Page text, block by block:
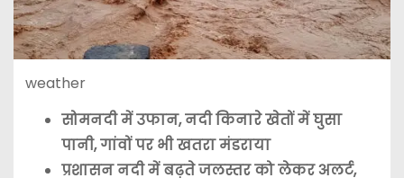
weather
सोमनदी में उफान, नदी किनारे खेतों में घुसा
पानी, गांवों पर भी खतरा मंडराया
प्रशासन नदी में बढ़ते जलस्तर को लेकर अलर्ट,